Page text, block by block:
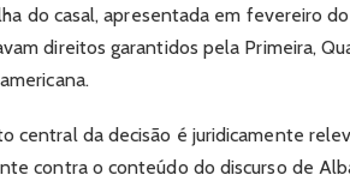
do casal, apresentada em fevereiro
direitos garantidos pela Primeira,
central da decisão é juridicamente
contra o conteúdo do discurso de